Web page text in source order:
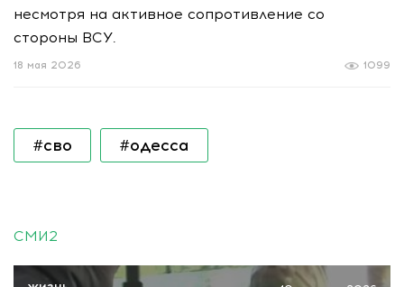
несмотря на активное сопротивление со
стороны ВСУ.
1099
18 мая 2026
#сво #одесса
СМИ2